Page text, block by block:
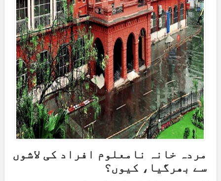
مردہ خانہ نامعلوم افراد کی لاشوں
سے بھرگیا، کیوں؟